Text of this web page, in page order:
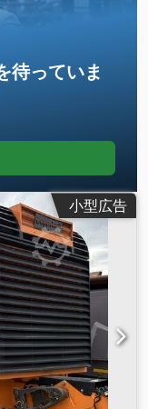
待っていま
小型広告